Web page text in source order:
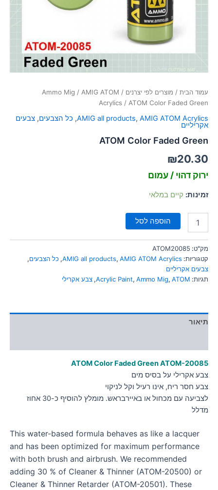
סמן קישורים
האפשרויות
עמוד הבית / מוצרים לפי יצרנים /
Ammo Mig / AMIG ATOM
Acrylics / ATOM Color Faded Green
AMIG all products, AMIG ATOM Acrylics
, כל הצבעים, צבעים
אקריליים
ATOM Color Faded Green
₪20.30
ירוק דהוי / עמום
זמינות: קיים במלאי
הוספה לסל
מק"ט: ATOM20085
קטגוריות:
AMIG all products, AMIG ATOM Acrylics
, כל הצבעים,
צבעים אקריליים
תגיות:
Acrylic Paint, Ammo Mig, ATOM
, צבע אקרילי
תיאור
ATOM Color Faded GreenATOM-20085
צבע אקרילי על בסיס מים
צבע חסר ריח, אינו רעיל וקל לניקוי
לצביעה עם מכחול או באיירבראש. מומלץ להוסיף כ-30 אחוז
מדלל
This water-based formula behaves as like a lacquer
and has been optimized for maximum performance
with both brush and airbrush. We recommended
adding 30 % of Cleaner & Thinner (ATOM-20500) or
Cleaner & Thinner Retarder (ATOM-20501). These